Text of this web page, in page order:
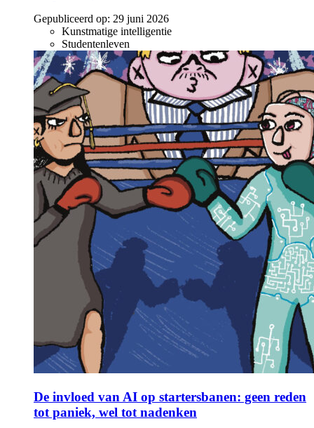
Gepubliceerd op: 29 juni 2026
Kunstmatige intelligentie
Studentenleven
De invloed van AI op startersbanen: geen reden
tot paniek, wel tot nadenken